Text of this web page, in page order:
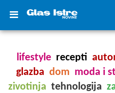
lifestyle recepti
glazba dom moda i
zivotinja tehnologija